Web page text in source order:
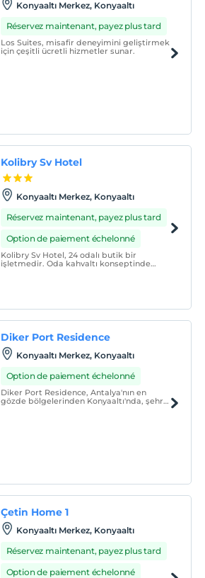
Konyaaltı Merkez, Konyaaltı
Réservez maintenant, payez plus tard
Los Suites, misafir deneyimini geliştirmek
için çeşitli ücretli hizmetler sunar.
Kolibry Sv Hotel
Konyaaltı Merkez, Konyaaltı
Réservez maintenant, payez plus tard
Option de paiement échelonné
Kolibry Sv Hotel, 24 odalı butik bir
işletmedir. Oda kahvaltı konseptinde
Diker Port Residence
Konyaaltı Merkez, Konyaaltı
Option de paiement échelonné
Diker Port Residence, Antalya'nın en
gözde bölgelerinden Konyaaltı'nda, şehre
Çetin Home 1
Konyaaltı Merkez, Konyaaltı
Réservez maintenant, payez plus tard
Option de paiement échelonné